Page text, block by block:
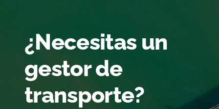
¿Necesitas un
gestor de
transporte?